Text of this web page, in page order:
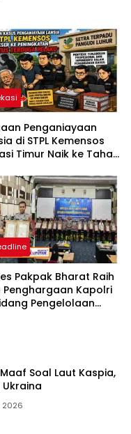
Penganiayaan
di STPL Kemensos
Timur Naik ke Tahap
Proses Transparan
Bebas Intervensi
Pakpak Bharat Raih
Penghargaan Kapolri
Pengelolaan
Soal Laut Kaspia,
2026